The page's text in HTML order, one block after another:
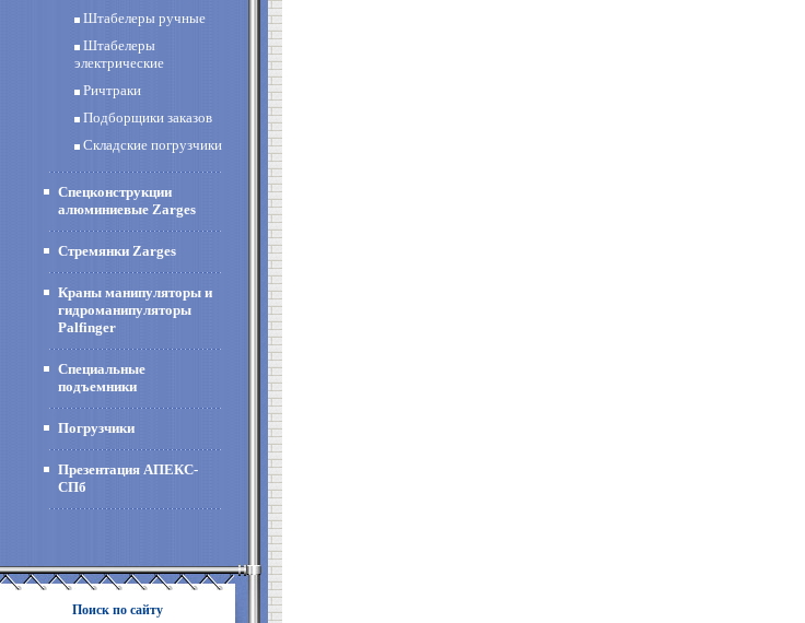
Штабелеры ручные
Штабелеры
электрические
Ричтраки
Подборщики заказов
Складские погрузчики
Спецконструкции
алюминиевые Zarges
Стремянки Zarges
Краны манипуляторы и
гидроманипуляторы
Palfinger
Специальные
подъемники
Погрузчики
Презентация АПЕКС-
СПб
Поиск по сайту